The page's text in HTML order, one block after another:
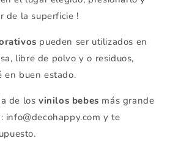
de la superficie !
pueden ser utilizados en
libre de polvo y o residuos,
en buen estado.
de los vinilos bebes más grande
info@decohappy.com y te